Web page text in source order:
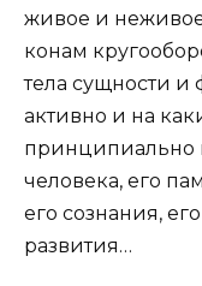
живое и
конам
тела сущности и
активно и на
принципиально
человека, его
его сознания,
развития…